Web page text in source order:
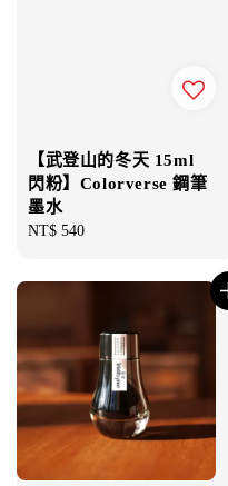
【武登山的冬天 15ml
閃粉】Colorverse 鋼筆
墨水
Regular
NT$ 540